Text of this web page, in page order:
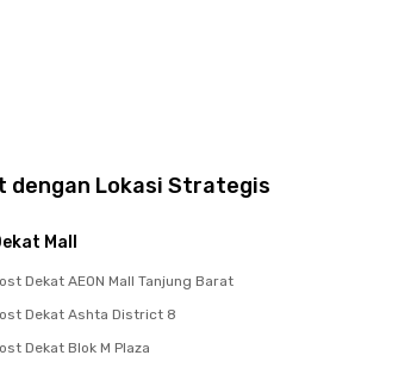
dengan Lokasi Strategis
Mall
Dekat AEON Mall Tanjung Barat
Dekat Ashta District 8
Dekat Blok M Plaza